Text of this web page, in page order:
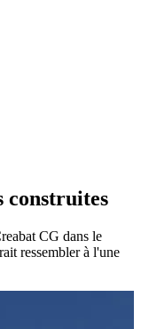
construites
CG dans le
ressembler à l'une